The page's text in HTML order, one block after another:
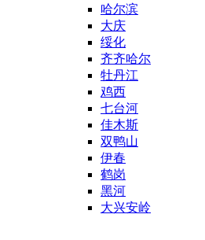
哈尔滨
大庆
绥化
齐齐哈尔
牡丹江
鸡西
七台河
佳木斯
双鸭山
伊春
鹤岗
黑河
大兴安岭